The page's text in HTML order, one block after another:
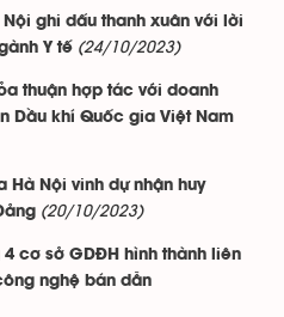
ghi dấu thanh xuân với lời
Y tế (24/10/2023)
thuận hợp tác với doanh
Dầu khí Quốc gia Việt Nam
Hà Nội vinh dự nhận huy
(20/10/2023)
cơ sở GDĐH hình thành liên
nghệ bán dẫn